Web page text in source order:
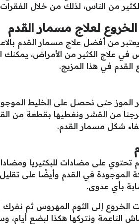
من الناس، لذلك من خلال
لعلاج مسمار القدم
من أفضل علاج مسمار القدم
في علاج الكثير من الأمراض،
القدم في هذا المزيج.
حتى نحصل على الخليط
من القشر ونغطيها بقطعة من
شكل مسمار القدم.
على مضادات للبكتيريا
الموجودة في القدم وأيضًا على تقليل
بأي عدوى.
الخروع إلى الثوم المهروس ثم نفرك
الناعمة ونتركها هكذا لبضع أيام،